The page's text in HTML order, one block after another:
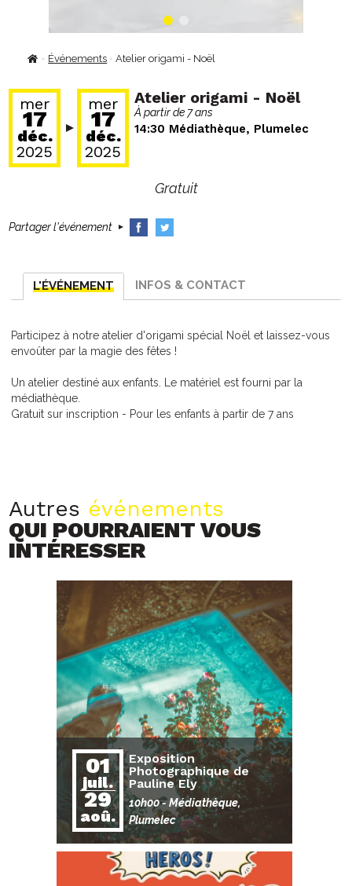
Fil
Événements Atelier origami - Noël
mer
17
déc.
2025
mer
17
déc.
2025
Atelier origami - Noël
À partir de 7 ans
14:30 Médiathèque, Plumelec
Gratuit
Partager l'événement
L'ÉVÉNEMENT INFOS & CONTACT
Participez à notre atelier d'origami spécial Noël et laissez-vous
envoûter par la magie des fêtes !
Un atelier destiné aux enfants. Le matériel est fourni par la
médiathèque.
Gratuit sur inscription - Pour les enfants à partir de 7 ans
Autres événements
QUI POURRAIENT VOUS
INTÉRESSER
01
juil.
29
aoû.
Exposition
Photographique de
Pauline Ely
10h00- Médiathèque,
Plumelec